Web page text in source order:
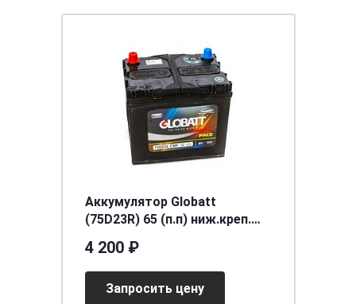
Аккумулятор Globatt
(75D23R) 65 (п.п) ниж.креп.
4 200 ₽
Запросить цену